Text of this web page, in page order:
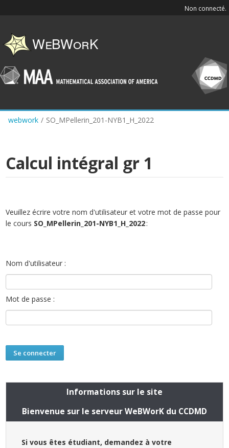
content
Non connecté.
webwork / SO_MPellerin_201-NYB1_H_2022
Calcul intégral gr 1
Veuillez écrire votre nom d'utilisateur et votre mot de passe pour
le cours SO_MPellerin_201-NYB1_H_2022:
Nom d'utilisateur :
Mot de passe :
Informations sur le site
Bienvenue sur le serveur WeBWorK du CCDMD
Si vous êtes étudiant, demandez à votre